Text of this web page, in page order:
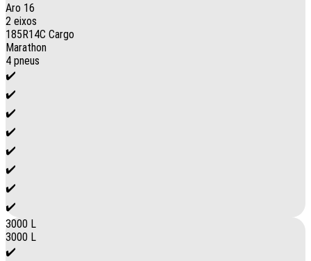
Aro 16
2 eixos
185R14C Cargo
Marathon
4 pneus
✔️
✔️
✔️
✔️
✔️
✔️
✔️
✔️
3000 L
3000 L
✔️